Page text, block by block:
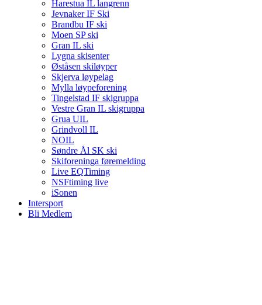
Harestua IL langrenn
Jevnaker IF Ski
Brandbu IF ski
Moen SP ski
Gran IL ski
Lygna skisenter
Øståsen skiløyper
Skjerva løypelag
Mylla løypeforening
Tingelstad IF skigruppa
Vestre Gran IL skigruppa
Grua UIL
Grindvoll IL
NOIL
Søndre Ål SK ski
Skiforeninga føremelding
Live EQTiming
NSFtiming live
iSonen
Intersport
Bli Medlem